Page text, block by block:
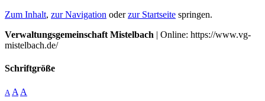
Zum Inhalt, zur Navigation oderzur Startseite springen.
Verwaltungsgemeinschaft Mistelbach | Online: https://www.vg-
mistelbach.de/
Schriftgröße
A A A